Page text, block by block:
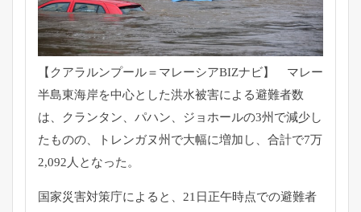
【クアラルンプール＝マレーシアBIZナビ】 マレー
半島東海岸を中心とした洪水被害による避難者数
は、
クランタン、パハン、ジョホールの3州で減少し
たものの、
トレンガヌ州で大幅に増加し、合計で7万
2,092人となった。
国家災害対策庁によると、21日正午時点での避難者